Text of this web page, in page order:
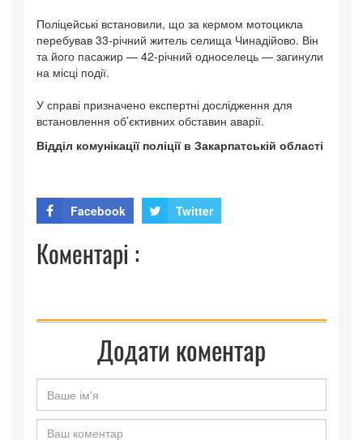
Поліцейські встановили, що за кермом мотоцикла
перебував 33-річний житель селища Чинадійово. Він
та його пасажир — 42-річний односелець — загинули
на місці події.
У справі призначено експертні дослідження для
встановлення об’єктивних обставин аварії.
Відділ комунікації поліції в Закарпатській області
Facebook Twitter
Коментарі :
Додати коментар